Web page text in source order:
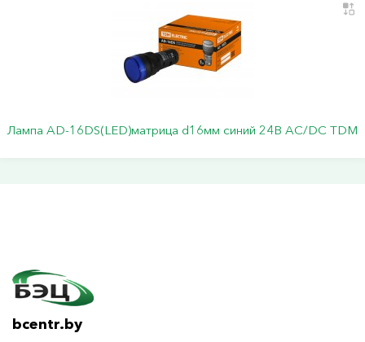
Лампа AD-16DS(LED)матрица d16мм синий 24В AC/DC TDM
bcentr.by